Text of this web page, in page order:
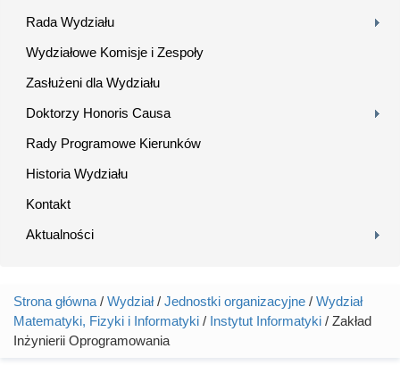
Rada Wydziału
Wydziałowe Komisje i Zespoły
Zasłużeni dla Wydziału
Doktorzy Honoris Causa
Rady Programowe Kierunków
Historia Wydziału
Kontakt
Aktualności
Jesteś tutaj
Strona główna / Wydział/ Jednostki organizacyjne / Wydział
Matematyki, Fizyki i Informatyki / Instytut Informatyki / Zakład
Inżynierii Oprogramowania